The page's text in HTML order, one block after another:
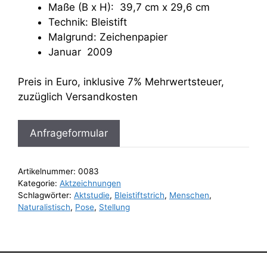
Maße (B x H): 39,7 cm x 29,6 cm
Technik: Bleistift
Malgrund: Zeichenpapier
Januar 2009
Preis in Euro, inklusive 7% Mehrwertsteuer,
zuzüglich Versandkosten
Anfrageformular
Artikelnummer: 0083
Kategorie: Aktzeichnungen
Schlagwörter: Aktstudie, Bleistiftstrich, Menschen,
Naturalistisch, Pose, Stellung